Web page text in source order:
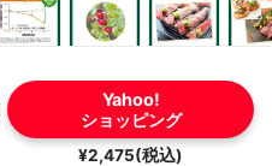
Yahoo!
ショッピング
¥2,475(税込)